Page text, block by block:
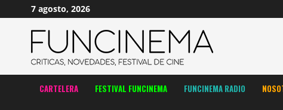
contenido
7 agosto, 2026
CARTELERA FESTIVAL FUNCINEMA FUNCINEMA RADIO